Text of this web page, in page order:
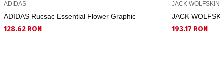
ADIDAS
ADIDAS Rucsac Essential Flower Graphic
128.62 RON
JACK WOLFSKIN
JACK
193.17 RON